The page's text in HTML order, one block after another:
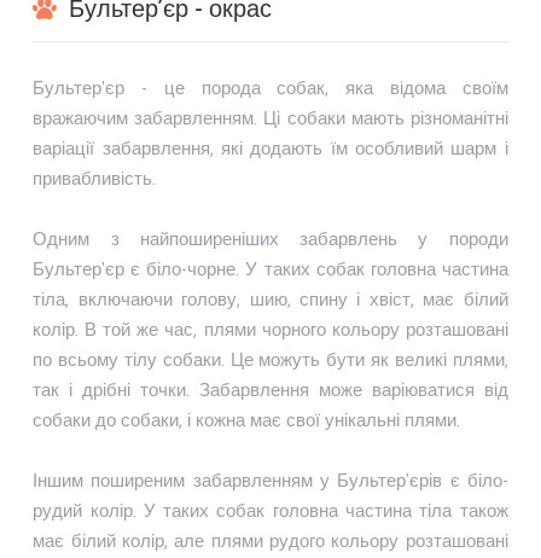
Бультер’єр - окрас
Бультер'єр - це порода собак, яка відома своїм
вражаючим забарвленням. Ці собаки мають різноманітні
варіації забарвлення, які додають їм особливий шарм і
привабливість.
Одним з найпоширеніших забарвлень у породи
Бультер'єр є біло-чорне. У таких собак головна частина
тіла, включаючи голову, шию, спину і хвіст, має білий
колір. В той же час, плями чорного кольору розташовані
по всьому тілу собаки. Це можуть бути як великі плями,
так і дрібні точки. Забарвлення може варіюватися від
собаки до собаки, і кожна має свої унікальні плями.
Іншим поширеним забарвленням у Бультер'єрів є біло-
рудий колір. У таких собак головна частина тіла також
має білий колір, але плями рудого кольору розташовані